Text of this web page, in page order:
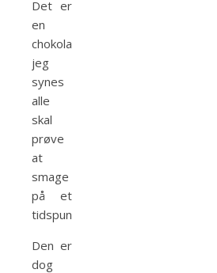
Det er
en
chokolade,
jeg
synes
alle
skal
prøve
at
smage
på et
tidspunkt.
Den er
dog